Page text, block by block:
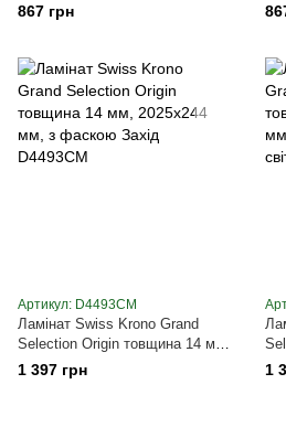
867 грн
Артикул: D4493CM
Ламінат Swiss Krono Grand
Selection Origin товщина 14 мм,
2025x244 мм, з фаскою Захід
D4493CM
1 397 грн 1